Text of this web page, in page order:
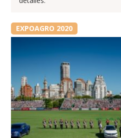
EXPOAGRO 2020